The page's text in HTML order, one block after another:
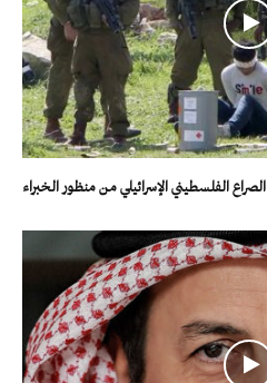
الصراع الفلسطيني الإسرائيلي من منظور الخبراء